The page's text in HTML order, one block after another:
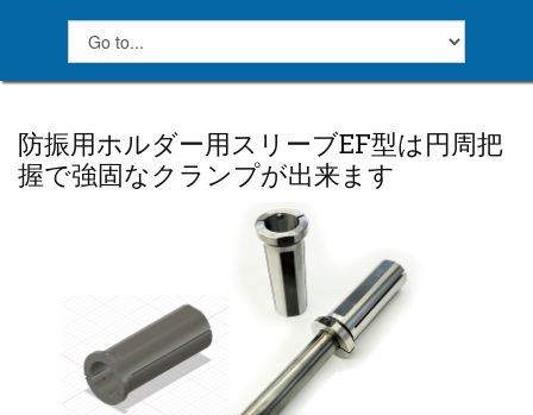
防振用ホルダー用スリーブEF型は円周把
握で強固なクランプが出来ます